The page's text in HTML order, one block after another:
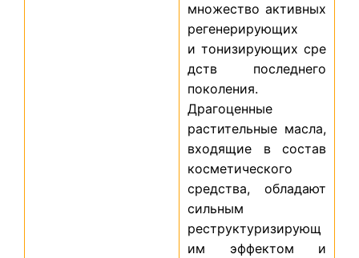
множество активных
регенерирующих
и тонизирующих сре
дств последнего
поколения.
Драгоценные
растительные масла,
входящие в состав
косметического
средства, обладают
сильным
реструктуризирующ
им эффектом и